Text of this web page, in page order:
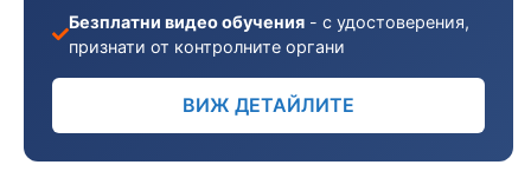
Безплатни видео обучения - с удостоверения,
признати от контролните органи
ВИЖ ДЕТАЙЛИТЕ